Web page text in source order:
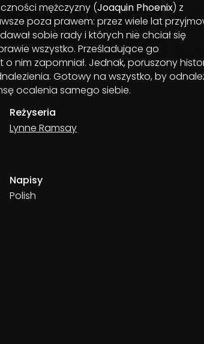
mężczyzny (Joaquin Phoenix) z
poza prawem: przez wiele lat
sobie rady i których nie chciał się
wszystko. Prześladujące go
nim zapomniał. Jednak, poruszony
Gotowy na wszystko, by
ocalenia samego siebie.
Reżyseria
Lynne Ramsay
Napisy
Polish